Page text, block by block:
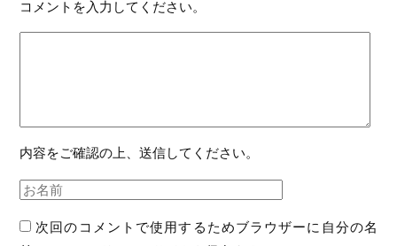
コメントを入力してください。
内容をご確認の上、送信してください。
次回のコメントで使用するためブラウザーに自分の名